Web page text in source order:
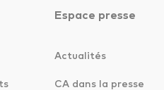
Espace presse
Actualités
CA dans la presse